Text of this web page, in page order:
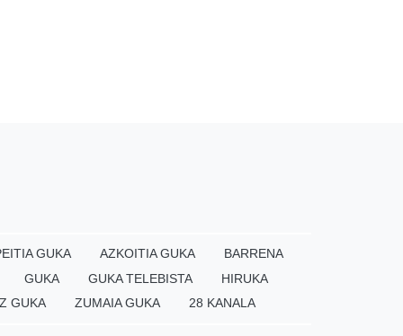
GUKA AZKOITIA GUKA
BARRENA
GUKA
GUKA TELEBISTA
HIRUKA
GUKA
ZUMAIA GUKA 28 KANALA